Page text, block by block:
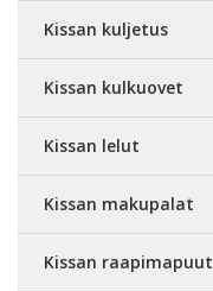
Kissan kuljetus
Kissan kulkuovet
Kissan lelut
Kissan makupalat
Kissan raapimapuut